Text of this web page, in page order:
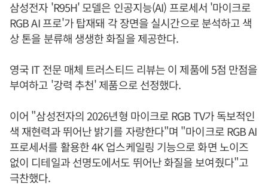
삼성전자 'R95H' 모델은 인공지능(AI) 프로세서 '마이크로
RGB AI 프로'가 탑재돼 각 장면을 실시간으로 분석하고 색
상 톤을 분류해 생생한 화질을 제공한다.
영국 IT 전문 매체 트러스티드 리뷰는 이 제품에 5점 만점을
부여하고 '강력 추천' 제품으로 선정했다.
이어 "삼성전자의 2026년형 마이크로 RGB TV가 독보적인
색 재현력과 뛰어난 밝기를 자랑한다"며 "마이크로 RGB AI
프로세서를 활용한 4K 업스케일링 기능으로 화면 노이즈
없이 디테일과 선명도에서도 뛰어난 화질을 보여줬다"고
극찬했다.